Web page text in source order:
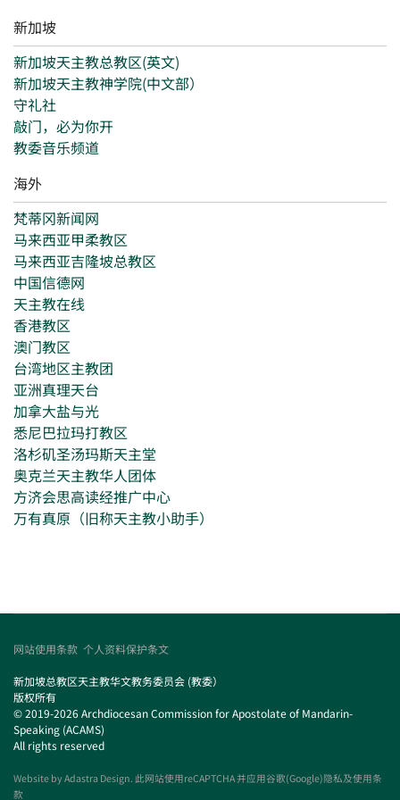
新加坡
新加坡天主教总教区(英文)
新加坡天主教神学院(中文部）
守礼社
敲门，必为你开
教委音乐频道
海外
梵蒂冈新闻网
马来西亚甲柔教区
马来西亚吉隆坡总教区
中国信德网
天主教在线
香港教区
澳门教区
台湾地区主教团
亚洲真理天台
加拿大盐与光
悉尼巴拉玛打教区
洛杉矶圣汤玛斯天主堂
奥克兰天主教华人团体
方济会思高读经推广中心
万有真原（旧称天主教小助手）
网站使用条款 个人资料保护条文
新加坡总教区天主教华文教务委员会 (教委）
版权所有
© 2019-2026 Archdiocesan Commission for Apostolate of Mandarin-
Speaking (ACAMS)
All rights reserved
Website byAdastra Design. 此网站使用reCAPTCHA 并应用谷歌(Google)隐私及使用条
款